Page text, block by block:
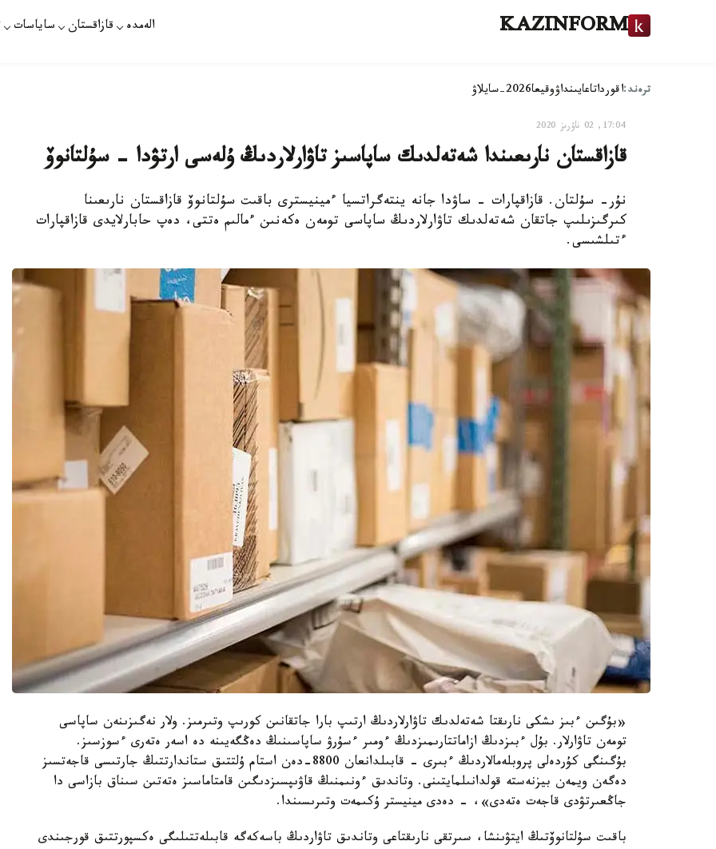
KAZINFORM الەمدە قازاقستان ساياسات
ترەند:اقورداتاعايىنداۋوقيعا2026-سايلاۋ
17:04, 02 ناۋرىز 2020
قازاقستان نارىعىندا شەتەلدىك ساپاسىز تاۋارلاردىڭ ۇلەسى ارتۋدا - سۇلتانوۆ
نۇر- سۇلتان. قازاقپارات - ساۋدا جانە ينتەگراتسيا ءمينيسترى باقىت سۇلتانوۆ قازاقستان نارىعىنا
كىرگىزىلىپ جاتقان شەتەلدىك تاۋارلاردىڭ ساپاسى تومەن ەكەنىن ءمالىم ەتتى، دەپ حابارلايدى قازاقپارات
ءتىلشىسى.
«بۇگىن ءبىز ىشكى نارىقتا شەتەلدىك تاۋارلاردىڭ ارتىپ بارا جاتقانىن كورىپ وتىرمىز. ولار نەگىزىنەن ساپاسى
تومەن تاۋارلار. بۇل ءبىزدىڭ ازاماتتارىمىزدىڭ ءومىر ءسۇرۋ ساپاسىنىڭ دەڭگەيىنە دە اسەر ەتەرى ءسوزسىز.
بۇگىنگى كۇردەلى پروبلەمالاردىڭ ءبىرى - قابىلدانعان 8800-دەن استام ۇلتتىق ستاندارتتىڭ جارتىسى قاجەتسىز
دەگەن ويمەن بيزنەستە قولدانىلمايتىنى. وتاندىق ءونىمنىڭ قاۋىپسىزدىگىن قامتاماسىز ەتەتىن سىناق بازاسى دا
جاڭعىرتۋدى قاجەت ەتەدى»، - دەدى مينيستر ۇكىمەت وتىرىسىندا.
باقىت سۇلتانوۆتىڭ ايتۋىنشا، سىرتقى نارىقتاعى وتاندىق تاۋاردىڭ باسەكەگە قابىلەتتىلىگى ەكسپورتتىق قورجىندى